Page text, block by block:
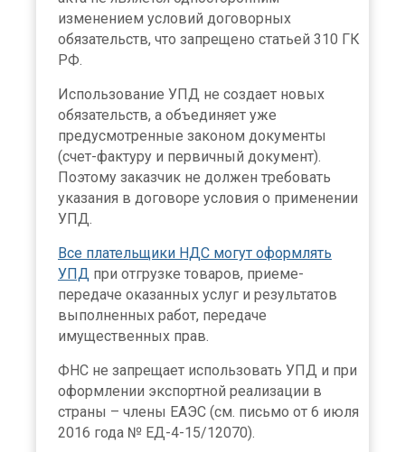
изменением условий договорных
обязательств, что запрещено статьей 310 ГК
РФ.
Использование УПД не создает новых
обязательств, а объединяет уже
предусмотренные законом документы
(счет-фактуру и первичный документ).
Поэтому заказчик не должен требовать
указания в договоре условия о применении
УПД.
Все плательщики НДС могут оформлять
УПД при отгрузке товаров, приеме-
передаче оказанных услуг и результатов
выполненных работ, передаче
имущественных прав.
ФНС не запрещает использовать УПД и при
оформлении экспортной реализации в
страны – члены ЕАЭС (см. письмо от 6 июля
2016 года № ЕД-4-15/12070).